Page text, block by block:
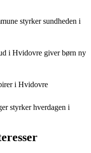
styrker sundheden i
i Hvidovre giver børn ny
i Hvidovre
styrker hverdagen i